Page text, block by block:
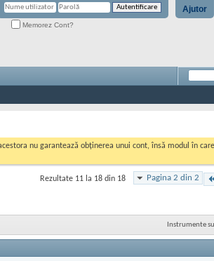
Ajutor
Memorez Cont?
nu garantează obținerea unui cont, însă modul în
Pagina 2 din 2
Rezultate 11 la 18 din 18
Instrumente